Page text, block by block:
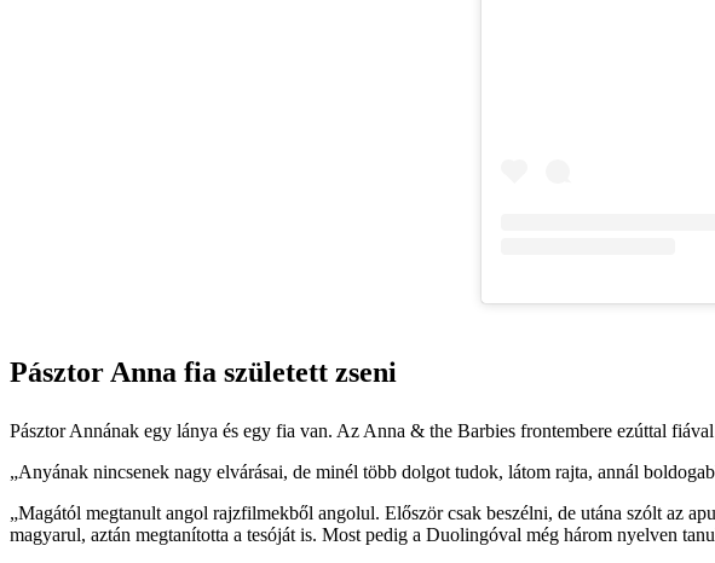
Pásztor Anna fia született zseni
Pásztor Annának egy lánya és egy fia van. Az Anna & the Barbies frontembere ezúttal
„Anyának nincsenek nagy elvárásai, de minél több dolgot tudok, látom rajta, annál
„Magától megtanult angol rajzfilmekből angolul. Először csak beszélni, de utána szólt az
magyarul, aztán megtanította a tesóját is. Most pedig a Duolingóval még három nyelven